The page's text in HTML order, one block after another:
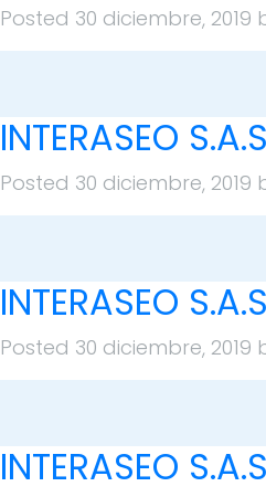
Posted 30 diciembre, 2019
INTERASEO
Posted 30 diciembre, 2019
INTERASEO
Posted 30 diciembre, 2019
INTERASEO